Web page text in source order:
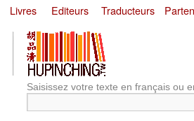
Livres Editeurs Traducteurs
Saisissez votre texte en français ou